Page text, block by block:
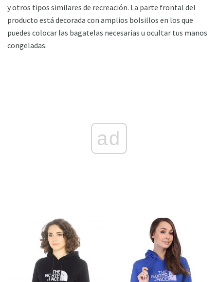
y otros tipos similares de recreación. La parte frontal del
producto está decorada con amplios bolsillos en los que
puedes colocar las bagatelas necesarias u ocultar tus manos
congeladas.
ad